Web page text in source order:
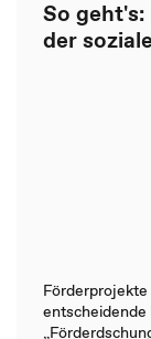
So
der
Förderprojekte
entscheidende